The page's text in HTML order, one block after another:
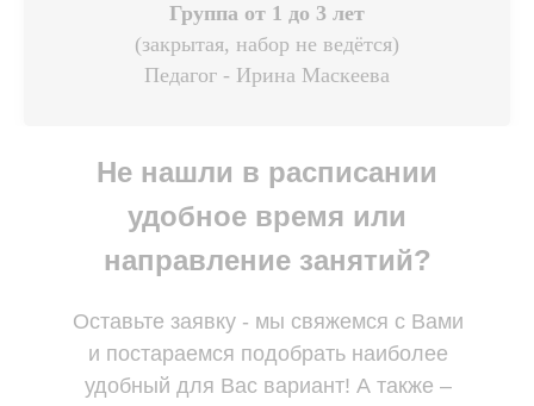
Группа от 1 до 3 лет
(закрытая, набор не ведётся)
Педагог - Ирина Маскеева
Не нашли в расписании
удобное время или
направление занятий?
Оставьте заявку - мы свяжемся с Вами
и постараемся подобрать наиболее
удобный для Вас вариант! А также –